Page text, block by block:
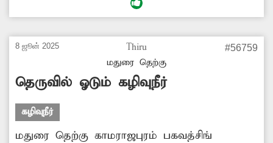
இருக்கும் குடியிருப்பு பகுதிகளில் துர்நாற்றம்
இதுகுறித்து அதிகாரிகள் நடவடிக்கை
எடுப்பார்களா?
8 ஜூன் 2025
Thiru
மதுரை தெற்கு
#56759
தெருவில் ஓடும் கழிவுநீர்
கழிவுநீர்
மதுரை தெற்கு காமராஜபுரம் பகவத்சிங்